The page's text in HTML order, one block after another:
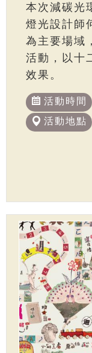
本次減碳光
燈光設計師
為主要場域
活動，以十
效果。
活動時間
活動地點